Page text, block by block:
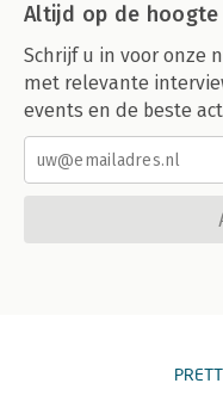
Altijd op de hoogte
Schrijf u in voor onze
met relevante
events en de beste